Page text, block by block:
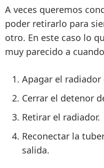
A veces queremos
poder retirarlo para
otro. En este caso lo
muy parecido a
Apagar el radiador
Cerrar el detenor
Retirar el radiador.
Reconectar la
salida.